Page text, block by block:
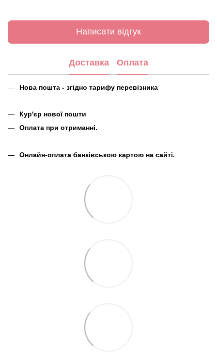
Написати відгук
Доставка Оплата
Нова пошта - згідно тарифу перевізника
Кур'єр нової пошти
Оплата при отриманні.
Онлайн-оплата банківською картою на сайті.